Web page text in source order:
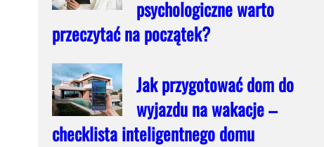
psychologiczne warto
przeczytać na początek?
Jak przygotować dom do
wyjazdu na wakacje –
checklista inteligentnego domu